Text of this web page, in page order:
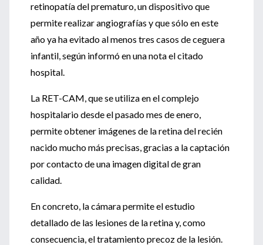
retinopatía del prematuro, un dispositivo que
permite realizar angiografías y que sólo en este
año ya ha evitado al menos tres casos de ceguera
infantil, según informó en una nota el citado
hospital.
La RET-CAM, que se utiliza en el complejo
hospitalario desde el pasado mes de enero,
permite obtener imágenes de la retina del recién
nacido mucho más precisas, gracias a la captación
por contacto de una imagen digital de gran
calidad.
En concreto, la cámara permite el estudio
detallado de las lesiones de la retina y, como
consecuencia, el tratamiento precoz de la lesión.